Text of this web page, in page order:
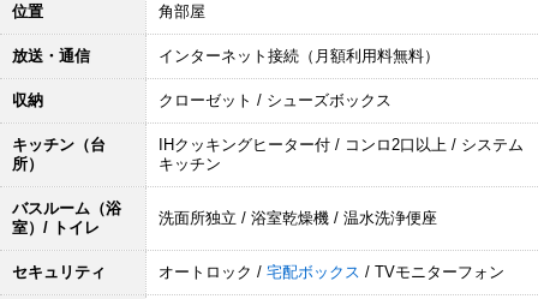
位置 角部屋
放送・通信 インターネット接続（月額利用料無料）
収納 クローゼット / シューズボックス
キッチン（台
所）
IHクッキングヒーター付 / コンロ2口以上 / システム
キッチン
バスルーム（浴
室）/ トイレ
洗面所独立 / 浴室乾燥機 / 温水洗浄便座
セキュリティ オートロック / 宅配ボックス / TVモニターフォン